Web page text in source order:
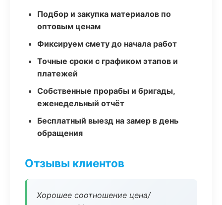
Подбор и закупка материалов по
оптовым ценам
Фиксируем смету до начала работ
Точные сроки с графиком этапов и
платежей
Собственные прорабы и бригады,
еженедельный отчёт
Бесплатный выезд на замер в день
обращения
Отзывы клиентов
Хорошее соотношение цена/